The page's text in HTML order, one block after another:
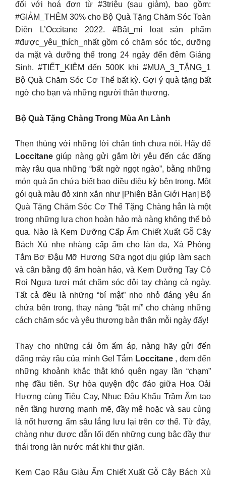
đối với hoá đơn từ #3triệu (sau giảm), bao gồm:
#GIẢM_THÊM 30% cho Bộ Quà Tặng Chăm Sóc Toàn
Diện L’Occitane 2022. #Bật_mí loạt sản phẩm
#được_yêu_thích_nhất gồm có chăm sóc tóc, dưỡng
da mặt và dưỡng thể trong 24 ngày đến đêm Giáng
Sinh. #TIẾT_KIỆM đến 500K khi #MUA_3_TẶNG_1
Bộ Quà Chăm Sóc Cơ Thể bất kỳ. Gợi ý quà tặng bất
ngờ cho bạn và những người thân thương.
Bộ Quà Tặng Chàng Trong Mùa An Lành
Thẹn thùng với những lời chân tình chưa nói. Hãy để
Loccitanegiúp nàng gửi gắm lời yêu đến các đấng
mày râu qua những “bất ngờ ngọt ngào”, bằng những
món quà ẩn chứa biết bao điều diệu kỳ bên trong. Một
gói quà màu đỏ xinh xắn như [Phiên Bản Giới Hạn] Bộ
Quà Tặng Chăm Sóc Cơ Thể Tặng Chàng hẳn là một
trong những lựa chọn hoàn hảo mà nàng không thể bỏ
qua. Nào là Kem Dưỡng Cấp Ẩm Chiết Xuất Gỗ Cây
Bách Xù nhẹ nhàng cấp ẩm cho làn da, Xà Phòng
Tắm Bơ Đậu Mỡ Hương Sữa ngọt dịu giúp làm sạch
và cân bằng độ ẩm hoàn hảo, và Kem Dưỡng Tay Cỏ
Roi Ngựa tươi mát chăm sóc đôi tay chàng cả ngày.
Tất cả đều là những “bí mật” nho nhỏ đáng yêu ẩn
chứa bên trong, thay nàng “bật mí” cho chàng những
cách chăm sóc và yêu thương bản thân mỗi ngày đấy!
Thay cho những cái ôm ấm áp, nàng hãy gửi đến
đấng mày râu của mình Gel Tắm Loccitane , đem đến
những khoảnh khắc thật khó quên ngay lần “chạm”
nhẹ đầu tiên. Sự hòa quyện độc đáo giữa Hoa Oải
Hương cùng Tiêu Cay, Nhục Đậu Khấu Trầm Ấm tạo
nên tầng hương mạnh mẽ, đầy mê hoặc và sau cùng
là nốt hương ấm sâu lắng lưu lại trên cơ thể. Từ đây,
chàng như được dẫn lối đến những cung bậc đầy thư
thái trong làn nước mát khi thư giãn.
Kem Cạo Râu Giàu Ẩm Chiết Xuất Gỗ Cây Bách Xù